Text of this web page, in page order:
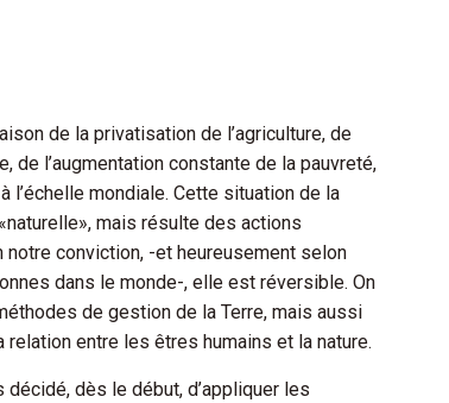
de la privatisation de l’agriculture, de
de l’augmentation constante de la pauvreté,
l’échelle mondiale. Cette situation de la
mais résulte des actions
notre conviction, -et heureusement selon
dans le monde-, elle est réversible. On
de gestion de la Terre, mais aussi
entre les êtres humains et la nature.
décidé, dès le début, d’appliquer les